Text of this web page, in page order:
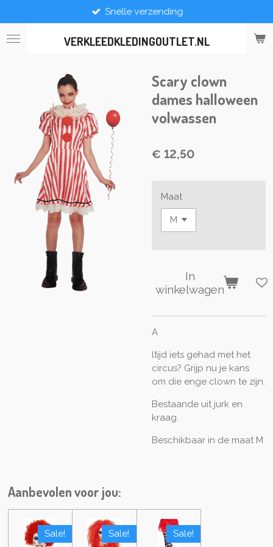
direct
naar
VERKLEEDKLEDINGOUTLET.NL
Snelle verzending
Scary clown
dames halloween
volwassen
€ 12,50
Maat
In
winkelwagen
A
ltijd iets gehad met het
circus? Grijp nu je kans
om die enge clown te zijn.
Bestaande uit jurk en
kraag.
Beschikbaar in de maat M
Aanbevolen voor jou:
Sale! Sale! Sale!